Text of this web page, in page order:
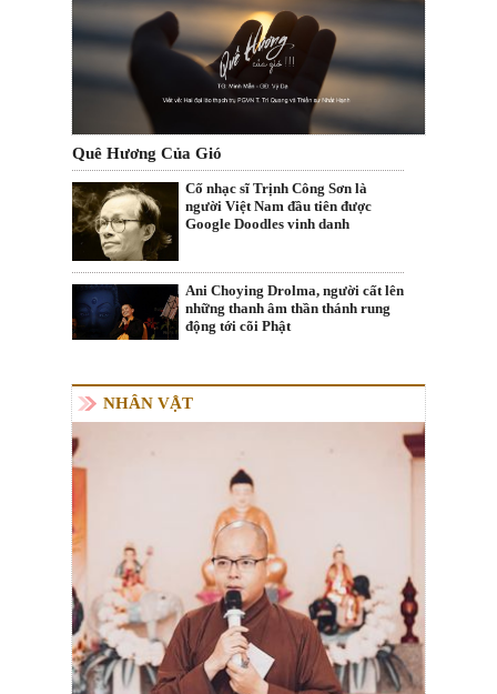
Quê Hương Của Gió
Cố nhạc sĩ Trịnh Công Sơn là
người Việt Nam đầu tiên được
Google Doodles vinh danh
Ani Choying Drolma, người cất lên
những thanh âm thần thánh rung
động tới cõi Phật
NHÂN VẬT